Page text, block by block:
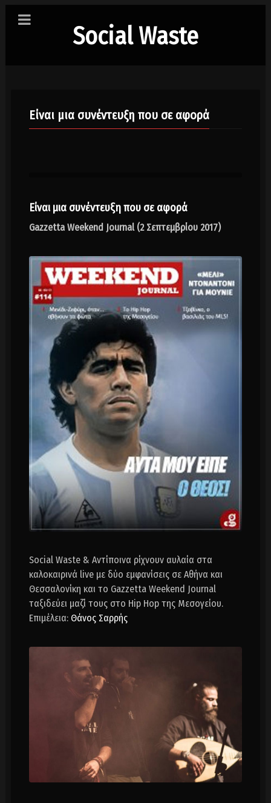
Social Waste
Είναι μια συνέντευξη που σε αφορά
Είναι μια συνέντευξη που σε αφορά
Gazzetta Weekend Journal (2 Σεπτεμβρίου 2017)
Social Waste & Aντίποινα ρίχνουν αυλαία στα
καλοκαιρινά live με δύο εμφανίσεις σε Αθήνα και
Θεσσαλονίκη και το Gazzetta Weekend Journal
ταξιδεύει μαζί τους στο Hip Hop της Μεσογείου.
Επιμέλεια: Θάνος Σαρρής